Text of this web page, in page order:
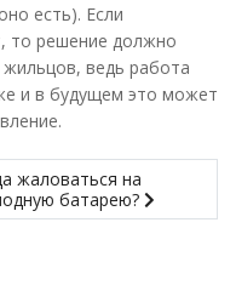
есть). Если
то решение должно
ведь работа
и в будущем это может
жаловаться на
батарею?